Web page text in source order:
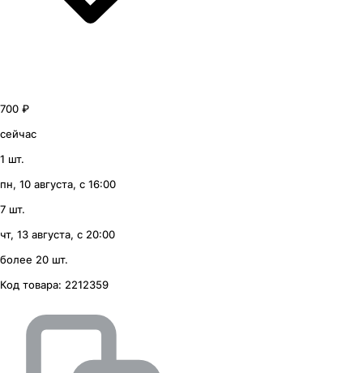
700 ₽
сейчас
1 шт.
пн, 10 августа, с 16:00
7 шт.
чт, 13 августа, с 20:00
более 20 шт.
Код товара: 2212359